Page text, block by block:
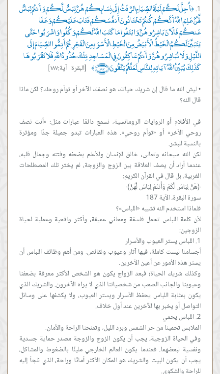
﴿أُحِلَّ لَكُمْ لَيْلَةَ الصِّيَامِ الرَّفَثُ إِلَى نِسَائِكُمْ هُنَّ لِبَاسٌ لَّكُمْ وَأَنتُمْ لِبَاسٌ
لَّهُنَّ عَلِمَ اللَّهُ أَنَّكُمْ كُنتُمْ تَخْتَانُونَ أَنفُسَكُمْ فَتَابَ عَلَيْكُمْ وَعَفَا
عَنكُمْ فَالْآنَ بَاشِرُوهُنَّ وَابْتَغُوا مَا كَتَبَ اللَّهُ لَكُمْ وَكُلُوا وَاشْرَبُوا حَتَّى
يَتَبَيَّنَ لَكُمُ الْخَيْطُ الْأَبْيَضُ مِنَ الْخَيْطِ الْأَسْوَدِ مِنَ الْفَجْرِ ثُمَّ أَتِمُّوا الصِّيَامَ إِلَى
اللَّيْلِ وَلَا تُبَاشِرُوهُنَّ وَأَنتُمْ عَاكِفُونَ فِي الْمَسَاجِدِ تِلْكَ حُدُودُ اللَّهِ فَلَا تَقْرَبُوهَا
كَذَلِكَ يُبَيِّنُ اللَّهُ آيَاتِهِ لِلنَّاسِ لَعَلَّهُمْ يَتَّقُونَ ﴿١٨٧﴾ ﴾
[البقرة آية:١٨٧]
• ليش الله ما قال إن شريك حياتك هو نصفك الآخر أو توأم روحك؟ لكن ماذا
في الأفلام أو الروايات الرومانسية، نسمع دائمًا عبارات مثل: «أنت نصف
روحي الآخر» أو «توأم روحي». هذه العبارات تبدو جميلة جدًا ومؤثرة
لكن الله سبحانه وتعالى، خالق الإنسان والأعلم بضعفه وفتنه وجمال قلبه،
عندما أراد أن يصف العلاقة بين الزوج والزوجة، لم يختر تلك المصطلحات
لأن كلمة اللباس تحمل فلسفة ومعاني عميقة، وأكثر واقعية وعملية لحياة
أجسامنا ليست كاملة، فيها آثار وعيوب ونقائص. ومن أهم وظائف اللباس أن
وكذلك شريك الحياة؛ فبعد الزواج يكون هو الشخص الأكثر معرفة بضعفنا
وعيوبنا والجانب الصعب من شخصياتنا الذي لا يراه الآخرون. والشريك الذي
يكون بمثابة اللباس يحفظ الأسرار ويستر العيوب، ولا يكشفها على وسائل
وفي الحياة الزوجية، يجب أن يكون الزوج والزوجة مصدر حماية جسدية
ونفسية لبعضهما. فعندما يكون العالم الخارجي مليئًا بالضغوط والمشاكل،
يجب أن يكون البيت والشريك هو المكان الأكثر أمانًا وراحة، الذي نلجأ إليه